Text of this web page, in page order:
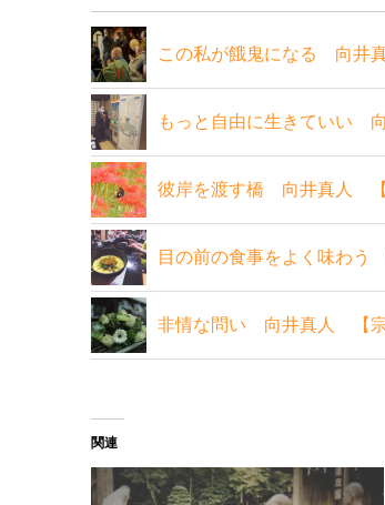
この私が餓鬼になる 向井
もっと自由に生きていい
彼岸を渡す橋 向井真人 【
目の前の食事をよく味わ
非情な問い 向井真人 【宗
関連